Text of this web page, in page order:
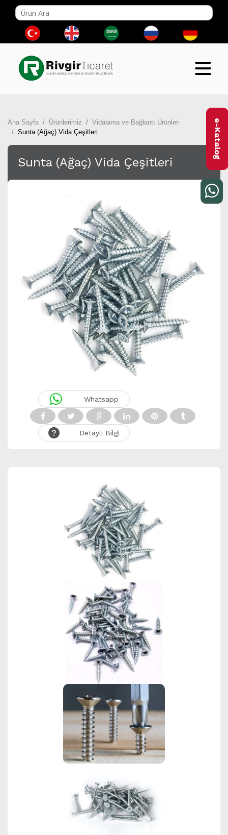
Ana Sayfa Ürünlerimiz
Vidalama ve Bağlantı Ürünleri
Sunta (Ağaç) Vida Çeşitleri
Sunta (Ağaç) Vida Çeşitleri
Whatsapp
Detaylı Bilgi
e-Katalog